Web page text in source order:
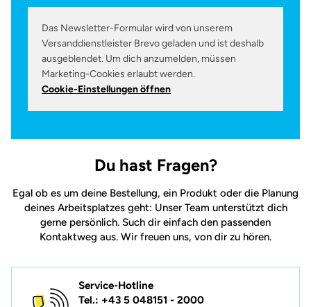
Das Newsletter-Formular wird von unserem
Versanddienstleister Brevo geladen und ist deshalb
ausgeblendet. Um dich anzumelden, müssen
Marketing-Cookies erlaubt werden.
Cookie-Einstellungen öffnen
Du hast Fragen?
Egal ob es um deine Bestellung, ein Produkt oder die Planung
deines Arbeitsplatzes geht: Unser Team unterstützt dich
gerne persönlich. Such dir einfach den passenden
Kontaktweg aus. Wir freuen uns, von dir zu hören.
Service-Hotline
Tel.: +43 5 048151 - 2000